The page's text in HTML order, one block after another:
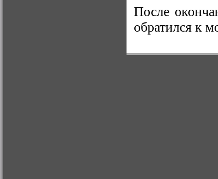
После
обратился к